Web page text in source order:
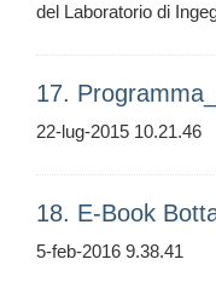
del Laboratorio di
17.
22-lug-2015 10.21.46
18. E-Book
5-feb-2016 9.38.41